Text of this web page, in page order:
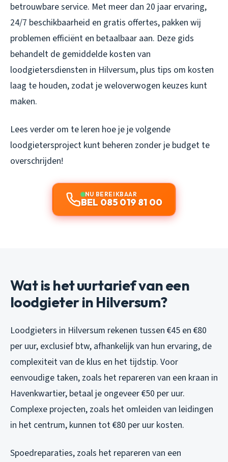
betrouwbare service. Met meer dan 20 jaar ervaring,
24/7 beschikbaarheid en gratis offertes, pakken wij
problemen efficiënt en betaalbaar aan. Deze gids
behandelt de gemiddelde kosten van
loodgietersdiensten in Hilversum, plus tips om kosten
laag te houden, zodat je weloverwogen keuzes kunt
maken.
Lees verder om te leren hoe je je volgende
loodgietersproject kunt beheren zonder je budget te
overschrijden!
NU BEREIKBAAR
BEL 085 019 81 00
Wat is het uurtarief van een
loodgieter in Hilversum?
Loodgieters in Hilversum rekenen tussen €45 en €80
per uur, exclusief btw, afhankelijk van hun ervaring, de
complexiteit van de klus en het tijdstip. Voor
eenvoudige taken, zoals het repareren van een kraan in
Havenkwartier, betaal je ongeveer €50 per uur.
Complexe projecten, zoals het omleiden van leidingen
in het centrum, kunnen tot €80 per uur kosten.
Spoedreparaties, zoals het repareren van een